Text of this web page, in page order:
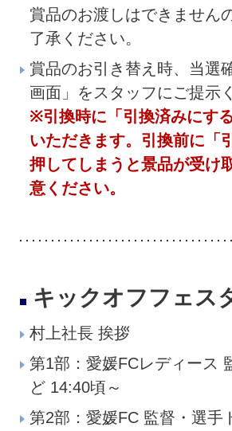
賞品のお渡しはできません
了承ください。
賞品のお引き替え時、当選
画面」をスタッフにご提示
※引換時に「引換済みにす
いただきます。引換前に「
押してしまうと景品が受け
意ください。
キックオフフェス
村上社長 挨拶
第1部：愛媛FCレディース
ど 14:40頃～
第2部：愛媛FC 監督・選手